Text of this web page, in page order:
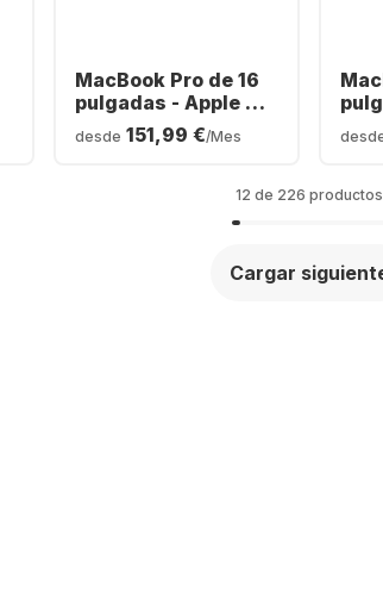
MacBook Pro de 16
pulgadas - Apple M5
Max - 36 GB - SSD
de 2 TB - Apple 32
desde 151,99 €/Mes
- 16
GB
12 de 226 productos
Cargar